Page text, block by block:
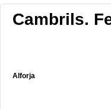
Cambrils.
Alforja